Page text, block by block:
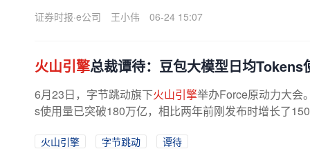
证券时报·e公司
王小伟 06-24 15:07
火山引擎总裁谭待：豆包大模型日均Tokens
6月23日，字节跳动旗下火山引擎举办Force原动力大会
s使用量已突破180万亿，相比两年前刚发布时增长了
火山引擎 字节跳动
谭待